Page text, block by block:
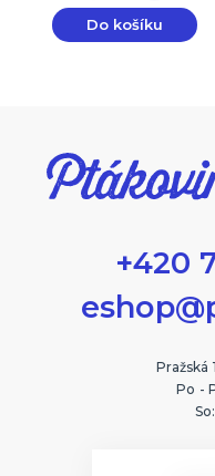
Do košíku
+420
Pražská
Po -